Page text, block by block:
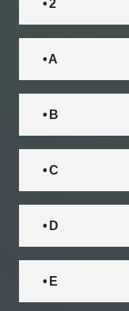
• 2
• A
• B
• C
• D
• E